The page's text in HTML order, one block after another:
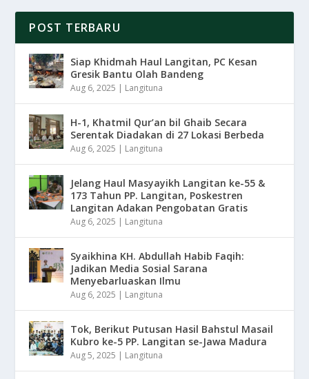
POST TERBARU
Siap Khidmah Haul Langitan, PC Kesan
Gresik Bantu Olah Bandeng
Aug 6, 2025 | Langituna
H-1, Khatmil Qur’an bil Ghaib Secara
Serentak Diadakan di 27 Lokasi Berbeda
Aug 6, 2025 | Langituna
Jelang Haul Masyayikh Langitan ke-55 &
173 Tahun PP. Langitan, Poskestren
Langitan Adakan Pengobatan Gratis
Aug 6, 2025 | Langituna
Syaikhina KH. Abdullah Habib Faqih:
Jadikan Media Sosial Sarana
Menyebarluaskan Ilmu
Aug 6, 2025 | Langituna
Tok, Berikut Putusan Hasil Bahstul Masail
Kubro ke-5 PP. Langitan se-Jawa Madura
Aug 5, 2025 | Langituna